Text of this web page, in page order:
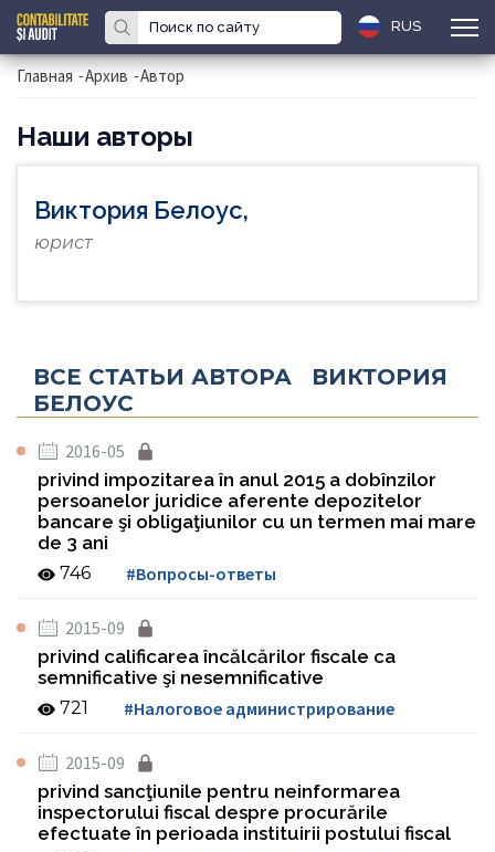
RUS
Главная -Архив -Автор
Наши авторы
Виктория Белоус,
юрист
ВСЕ СТАТЬИ АВТОРА ВИКТОРИЯ
БЕЛОУС
2016-05
privind impozitarea în anul 2015 a dobînzilor
persoanelor juridice aferente depozitelor
bancare şi obligaţiunilor cu un termen mai mare
de 3 ani
746 #Вопросы-ответы
2015-09
privind calificarea încălcărilor fiscale ca
semnificative şi nesemnificative
721 #Налоговое администрирование
2015-09
privind sancţiunile pentru neinformarea
inspectorului fiscal despre procurările
efectuate în perioada instituirii postului fiscal